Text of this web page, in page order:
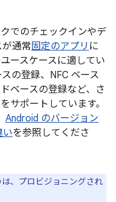
でのチェックインやデ
通常固定のアプリ に
ースケースに適してい
の登録、NFC ベース
ベースの登録など、さ
サポートしています。
Android のバージョン
いを参照してくださ
、プロビジョニングされ